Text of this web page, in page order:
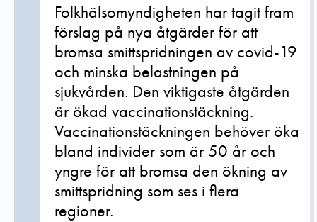
Folkhälsomyndigheten har tagit fram
förslag på nya åtgärder för att
bromsa smittspridningen av covid-19
och minska belastningen på
sjukvården. Den viktigaste åtgärden
är ökad vaccinationstäckning.
Vaccinationstäckningen behöver öka
bland individer som är 50 år och
yngre för att bromsa den ökning av
smittspridning som ses i flera
regioner.